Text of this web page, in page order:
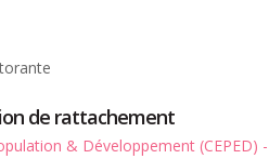
de rattachement
& Développement (CEPED)